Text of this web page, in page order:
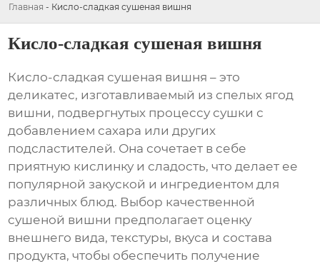
Главная - Кисло-сладкая сушеная вишня
Кисло-сладкая сушеная вишня
Кисло-сладкая сушеная вишня – это
деликатес, изготавливаемый из спелых ягод
вишни, подвергнутых процессу сушки с
добавлением сахара или других
подсластителей. Она сочетает в себе
приятную кислинку и сладость, что делает ее
популярной закуской и ингредиентом для
различных блюд. Выбор качественной
сушеной вишни предполагает оценку
внешнего вида, текстуры, вкуса и состава
продукта, чтобы обеспечить получение